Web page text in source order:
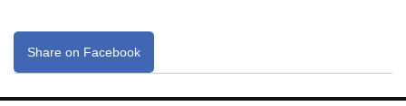
Share on Facebook